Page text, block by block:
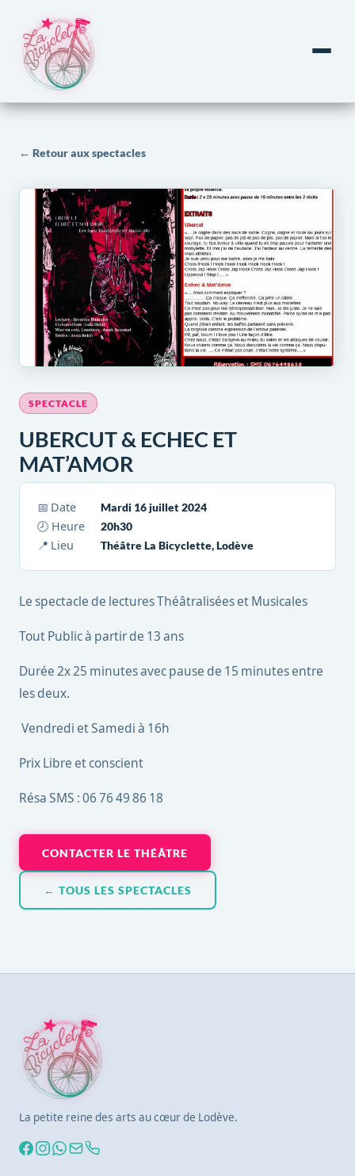
← Retour aux spectacles
SPECTACLE
UBERCUT & ECHEC ET
MAT’AMOR
📅 Date
Mardi 16 juillet 2024
🕗 Heure
20h30
📍 Lieu
Théâtre La Bicyclette, Lodève
Le spectacle de lectures Théâtralisées et Musicales
Tout Public à partir de 13 ans
Durée 2x 25 minutes avec pause de 15 minutes entre
les deux.
Vendredi et Samedi à 16h
Prix Libre et conscient
Résa SMS : 06 76 49 86 18
CONTACTER LE THÉÂTRE
← TOUS LES SPECTACLES
La petite reine des arts au cœur de Lodève.